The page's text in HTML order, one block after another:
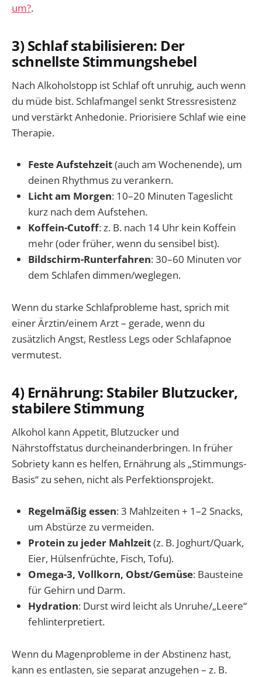
um?.
3) Schlaf stabilisieren: Der
schnellste Stimmungshebel
Nach Alkoholstopp ist Schlaf oft unruhig, auch wenn
du müde bist. Schlafmangel senkt Stressresistenz
und verstärkt Anhedonie. Priorisiere Schlaf wie eine
Therapie.
Feste Aufstehzeit(auch am Wochenende), um
deinen Rhythmus zu verankern.
Licht am Morgen: 10–20 Minuten Tageslicht
kurz nach dem Aufstehen.
Koffein-Cutoff: z. B. nach 14 Uhr kein Koffein
mehr (oder früher, wenn du sensibel bist).
Bildschirm-Runterfahren: 30–60 Minuten vor
dem Schlafen dimmen/weglegen.
Wenn du starke Schlafprobleme hast, sprich mit
einer Ärztin/einem Arzt – gerade, wenn du
zusätzlich Angst, Restless Legs oder Schlafapnoe
vermutest.
4) Ernährung: Stabiler Blutzucker,
stabilere Stimmung
Alkohol kann Appetit, Blutzucker und
Nährstoffstatus durcheinanderbringen. In früher
Sobriety kann es helfen, Ernährung als „Stimmungs-
Basis“ zu sehen, nicht als Perfektionsprojekt.
Regelmäßig essen: 3 Mahlzeiten + 1–2 Snacks,
um Abstürze zu vermeiden.
Protein zu jeder Mahlzeit(z. B. Joghurt/Quark,
Eier, Hülsenfrüchte, Fisch, Tofu).
Omega-3, Vollkorn, Obst/Gemüse: Bausteine
für Gehirn und Darm.
Hydration: Durst wird leicht als Unruhe/„Leere“
fehlinterpretiert.
Wenn du Magenprobleme in der Abstinenz hast,
kann es entlasten, sie separat anzugehen – z. B.